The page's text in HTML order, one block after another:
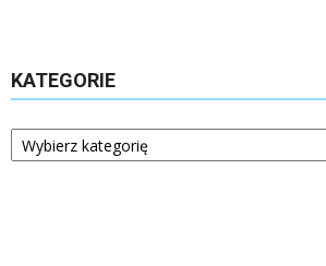
KATEGORIE
Kategorie